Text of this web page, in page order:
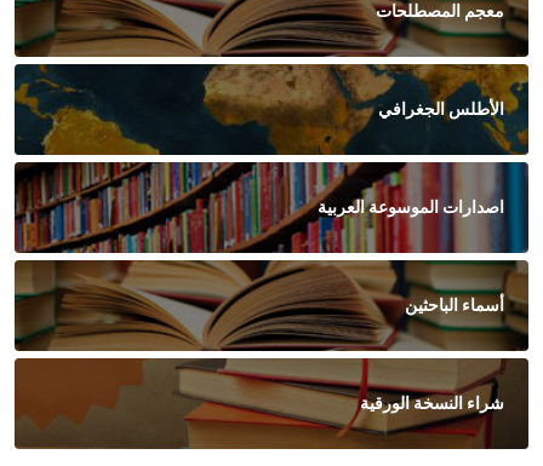
معجم المصطلحات
الأطلس الجغرافي
اصدارات الموسوعة العربية
أسماء الباحثين
شراء النسخة الورقية